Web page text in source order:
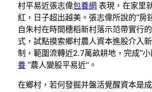
村平易近張志偉包養網 表現，在家里
紅，日子超出越美。張志偉所說的“房
自朱村在時間穗稻新村落示范帶實行
式，試點摸索鄉村農人資本進股介入
制，範圍流轉近2.7萬畝耕地，完成“
養 “農人變股平易近”。
在鄉村，若何發掘并盤活覺醒資本是